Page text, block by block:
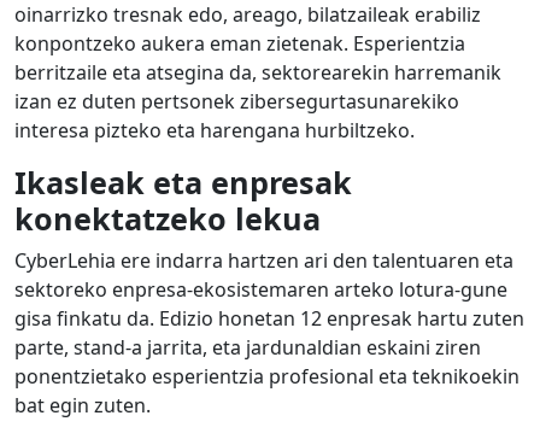
oinarrizko tresnak edo, areago, bilatzaileak erabiliz
konpontzeko aukera eman zietenak. Esperientzia
berritzaile eta atsegina da, sektorearekin harremanik
izan ez duten pertsonek zibersegurtasunarekiko
interesa pizteko eta harengana hurbiltzeko.
Ikasleak eta enpresak
konektatzeko lekua
CyberLehia ere indarra hartzen ari den talentuaren eta
sektoreko enpresa-ekosistemaren arteko lotura-gune
gisa finkatu da. Edizio honetan 12 enpresak hartu zuten
parte, stand-a jarrita, eta jardunaldian eskaini ziren
ponentzietako esperientzia profesional eta teknikoekin
bat egin zuten.